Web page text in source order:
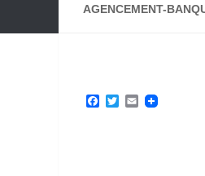
AGENCEMENT-
Facebook
Twitter
Email